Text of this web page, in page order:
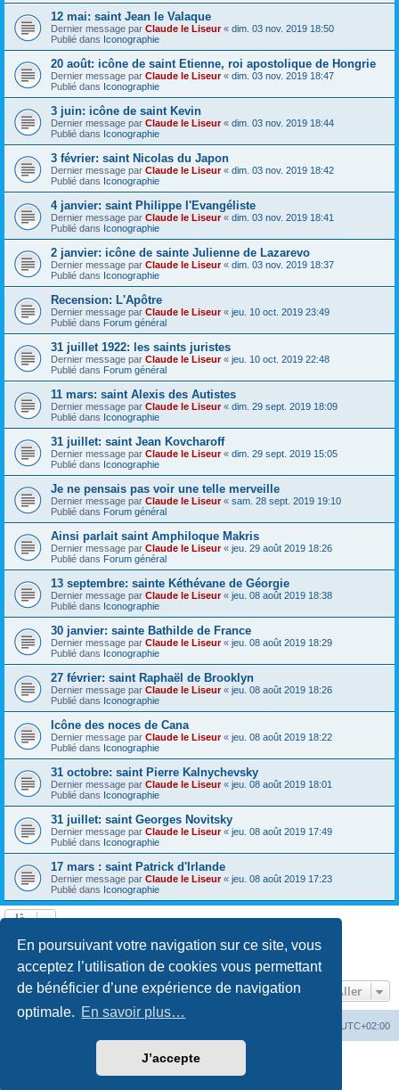
En poursuivant votre navigation sur ce site, vous
acceptez l’utilisation de cookies vous permettant
de bénéficier d’une expérience de navigation
optimale. En savoir plus…
J’accepte
12 mai: saint Jean le Valaque
Dernier message par Claude le Liseur« dim. 03 nov. 2019 18:50
Publié dans Iconographie
20 août: icône de saint Etienne, roi apostolique de Hongrie
Dernier message par Claude le Liseur« dim. 03 nov. 2019 18:47
Publié dans Iconographie
3 juin: icône de saint Kevin
Dernier message par Claude le Liseur« dim. 03 nov. 2019 18:44
Publié dans Iconographie
3 février: saint Nicolas du Japon
Dernier message par Claude le Liseur« dim. 03 nov. 2019 18:42
Publié dans Iconographie
4 janvier: saint Philippe l'Evangéliste
Dernier message par Claude le Liseur« dim. 03 nov. 2019 18:41
Publié dans Iconographie
2 janvier: icône de sainte Julienne de Lazarevo
Dernier message par Claude le Liseur« dim. 03 nov. 2019 18:37
Publié dans Iconographie
Recension: L'Apôtre
Dernier message par Claude le Liseur« jeu. 10 oct. 2019 23:49
Publié dans Forum général
31 juillet 1922: les saints juristes
Dernier message par Claude le Liseur« jeu. 10 oct. 2019 22:48
Publié dans Forum général
11 mars: saint Alexis des Autistes
Dernier message par Claude le Liseur« dim. 29 sept. 2019 18:09
Publié dans Iconographie
31 juillet: saint Jean Kovcharoff
Dernier message par Claude le Liseur« dim. 29 sept. 2019 15:05
Publié dans Iconographie
Je ne pensais pas voir une telle merveille
Dernier message par Claude le Liseur« sam. 28 sept. 2019 19:10
Publié dans Forum général
Ainsi parlait saint Amphiloque Makris
Dernier message par Claude le Liseur« jeu. 29 août 2019 18:26
Publié dans Forum général
13 septembre: sainte Kéthévane de Géorgie
Dernier message par Claude le Liseur« jeu. 08 août 2019 18:38
Publié dans Iconographie
30 janvier: sainte Bathilde de France
Dernier message par Claude le Liseur« jeu. 08 août 2019 18:29
Publié dans Iconographie
27 février: saint Raphaël de Brooklyn
Dernier message par Claude le Liseur« jeu. 08 août 2019 18:26
Publié dans Iconographie
Icône des noces de Cana
Dernier message par Claude le Liseur« jeu. 08 août 2019 18:22
Publié dans Iconographie
31 octobre: saint Pierre Kalnychevsky
Dernier message par Claude le Liseur« jeu. 08 août 2019 18:01
Publié dans Iconographie
31 juillet: saint Georges Novitsky
Dernier message par Claude le Liseur« jeu. 08 août 2019 17:49
Publié dans Iconographie
17 mars : saint Patrick d'Irlande
Dernier message par Claude le Liseur« jeu. 08 août 2019 17:23
Publié dans Iconographie
Page1sur20
3
Aller
UTC+02:00
phpBB® Forum Software © phpBB Limited
©